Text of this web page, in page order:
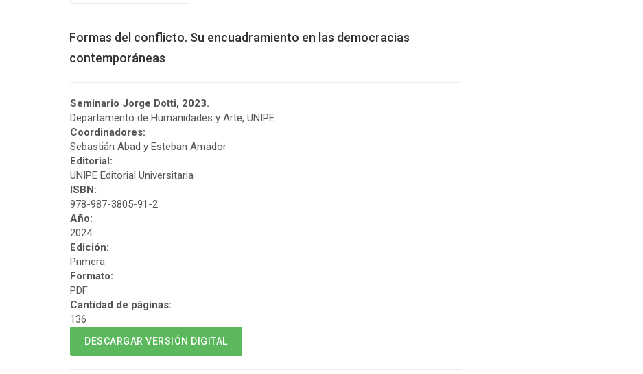
Formas del conflicto. Su encuadramiento en las democracias
contemporáneas
Seminario Jorge Dotti, 2023.
Departamento de Humanidades y Arte, UNIPE
Coordinadores:
Sebastián Abad y Esteban Amador
Editorial:
UNIPE Editorial Universitaria
ISBN:
978-987-3805-91-2
Año:
2024
Edición:
Primera
Formato:
PDF
Cantidad de páginas:
136
DESCARGAR VERSIÓN DIGITAL